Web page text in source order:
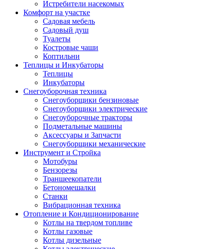
Истребители насекомых
Комфорт на участке
Садовая мебель
Садовый душ
Туалеты
Костровые чаши
Коптильни
Теплицы и Инкубаторы
Теплицы
Инкубаторы
Снегоуборочная техника
Снегоуборщики бензиновые
Снегоуборщики электрические
Снегоуборочные тракторы
Подметальные машины
Аксессуары и Запчасти
Снегоуборщики механические
Инструмент и Стройка
Мотобуры
Бензорезы
Траншеекопатели
Бетономешалки
Станки
Вибрационная техника
Отопление и Кондиционирование
Котлы на твердом топливе
Котлы газовые
Котлы дизельные